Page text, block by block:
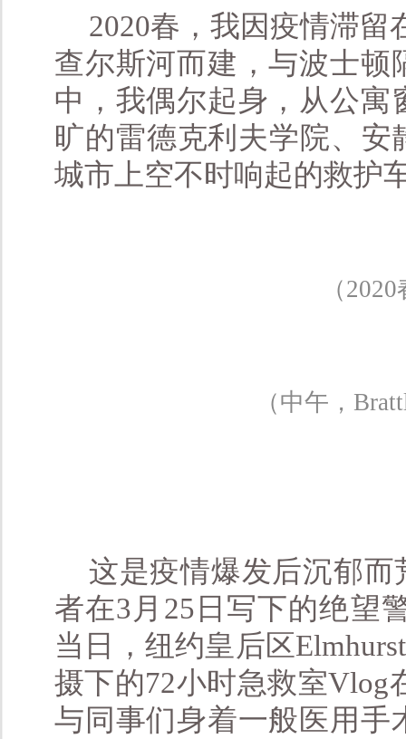
2020春，我因疫情滞留
查尔斯河而建，与波士顿
中，我偶尔起身，从公寓
旷的雷德克利夫学院、安
城市上空不时响起的救护
（
（中午，
这是疫情爆发后沉郁
者在3月25日写下的绝望
当日，纽约皇后区
摄下的72小时急救室Vlog
与同事们身着一般医用手